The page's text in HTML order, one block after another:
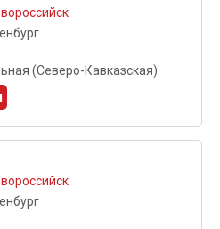
(Северо-Кавказская)